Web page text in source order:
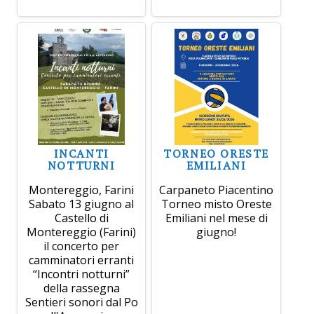
INCANTI
NOTTURNI
Montereggio, Farini
Sabato 13 giugno al
Castello di
Montereggio (Farini)
il concerto per
camminatori erranti
“Incontri notturni”
della rassegna
Sentieri sonori dal Po
TORNEO ORESTE
EMILIANI
Carpaneto Piacentino
Torneo misto Oreste
Emiliani nel mese di
giugno!